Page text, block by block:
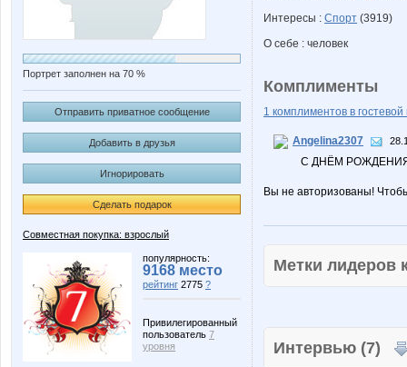
Портрет заполнен на 70 %
Отправить приватное сообщение
Добавить в друзья
Игнорировать
Сделать подарок
Совместная покупка: взрослый
популярность:
9168 место
рейтинг 2775 ?
Привилегированный
пользователь 7
уровня
Интересы : Спорт (3919)
О себе : человек
Комплименты
1 комплиментов в гостевой
Angelina2307
С ДНЁМ
Вы не авторизованы!
Метки
Интервью (7)